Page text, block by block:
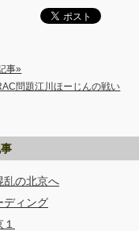
事»
問題江川ほーじんの戦い
乱の北京へ
ディング